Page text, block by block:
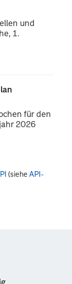
und
1.
für den
2026
(sieheAPI-